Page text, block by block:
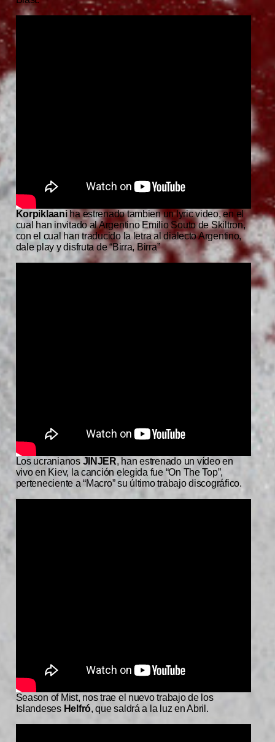
Korpiklaaniha estrenado tambien un lyric video, en el
cual han invitado al Argentino Emilio Souto de Skiltron,
con el cual han traducido la letra al dialecto Argentino,
dale play y disfruta de “Birra, Birra”
Los ucranianos JINJER, han estrenado un vídeo en
vivo en Kiev, la canción elegida fue “On The Top”,
perteneciente a “Macro” su último trabajo discográfico.
Season of Mist, nos trae el nuevo trabajo de los
Islandeses Helfró, que saldrá a la luz en Abril.